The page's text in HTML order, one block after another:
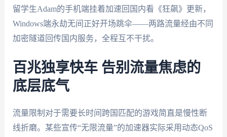
留学生Adam的手机端挂着加速回国内看《狂飙》更新，
Windows端永劫无间正好开场跳伞——两路流量经由不同
加密隧道回传国内服务，全程互不干扰。
百兆独享快车 告别流量焦虑的
底层底气
流量限制对于需要长时间跨国匹配的游戏简直是慢性断
线折磨。某些宣传“无限流量”的加速器实际采用动态QoS